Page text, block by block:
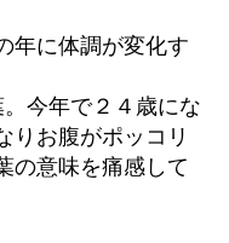
年に体調が変化す
今年で２４歳にな
りお腹がポッコリ
の意味を痛感して